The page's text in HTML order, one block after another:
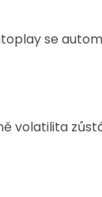
se
volatilita